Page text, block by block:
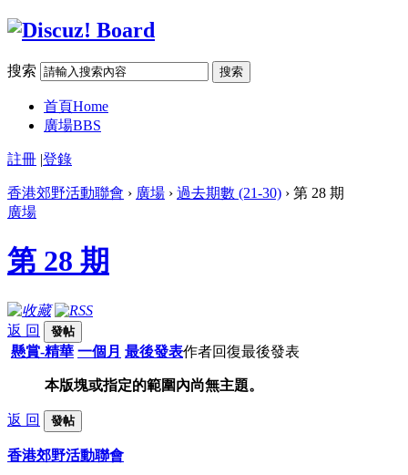
搜索 搜索
首頁Home
廣場BBS
註冊 |登錄
香港郊野活動聯會 › 廣場 › 過去期數 (21-30) › 第 28 期
廣場
第 28 期
返 回 發帖
懸賞-精華 一個月 最後發表作者回復最後發表
本版塊或指定的範圍內尚無主題。
返 回 發帖
香港郊野活動聯會